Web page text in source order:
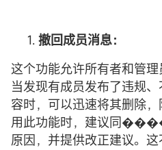
撤回成员消息：
这个功能允许所有者和管理
当发现有成员发布了违规
容时，可以迅速将其删除
用此功能时，建议同
原因，并提供改正建议。